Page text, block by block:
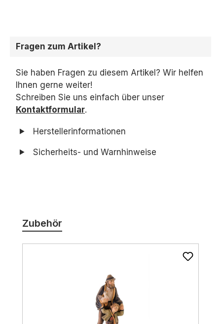
Fragen zum Artikel?
Sie haben Fragen zu diesem Artikel? Wir helfen
Ihnen gerne weiter!
Schreiben Sie uns einfach über unser
Kontaktformular.
Herstellerinformationen
Sicherheits- und Warnhinweise
Zubehör